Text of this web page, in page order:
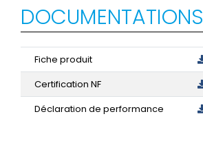
DOCUMENTATIONS
Fiche produit
Certification NF
Déclaration de performance